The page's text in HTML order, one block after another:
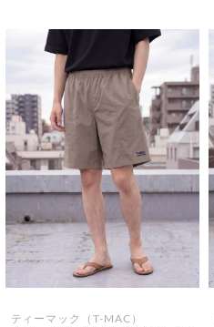
ティーマック（T-MAC）